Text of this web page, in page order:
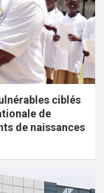
ciblés
de
de naissances